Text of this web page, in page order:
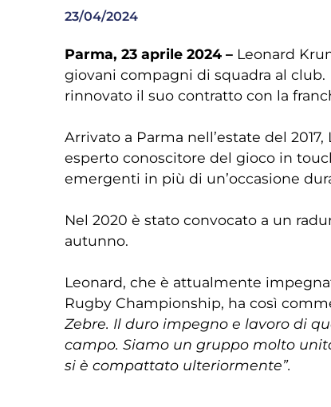
23/04/2024
Parma, 23 aprile 2024 –Leonard
giovani compagni di squadra al club.
rinnovato il suo contratto con la
Arrivato a Parma nell’estate del
esperto conoscitore del gioco in
emergenti in più di un’occasione
Nel 2020 è stato convocato a un
autunno.
Leonard, che è attualmente
Rugby Championship, ha così
Zebre. Il duro impegno e lavoro di
campo. Siamo un gruppo molto
si è compattato ulteriormente”.